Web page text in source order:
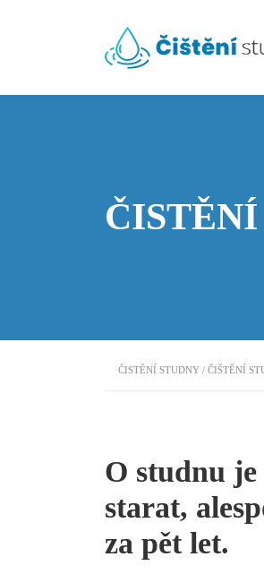
ČISTĚNÍ STUDNY / ČIŠTĚNÍ
O studnu je
starat,
za pět let.